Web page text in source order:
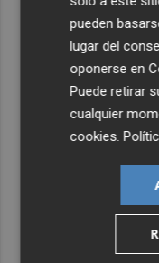
pueden
lugar del
oponerse en
Puede retirar
cualquier
cookies.